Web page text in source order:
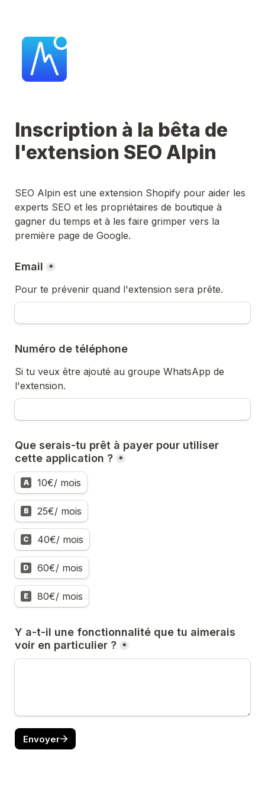
Inscription à la bêta de
l'extension SEO Alpin
SEO Alpin est une extension Shopify pour aider les
experts SEO et les propriétaires de boutique à
gagner du temps et à les faire grimper vers la
première page de Google.
Email *
Pour te prévenir quand l'extension sera prête.
Numéro de téléphone
Si tu veux être ajouté au groupe WhatsApp de
l'extension.
Que serais-tu prêt à payer pour utiliser
cette application ? *
A 10€/ mois
B 25€/ mois
C 40€/ mois
D 60€/ mois
E 80€/ mois
Y a-t-il une fonctionnalité que tu aimerais
voir en particulier ? *
Envoyer